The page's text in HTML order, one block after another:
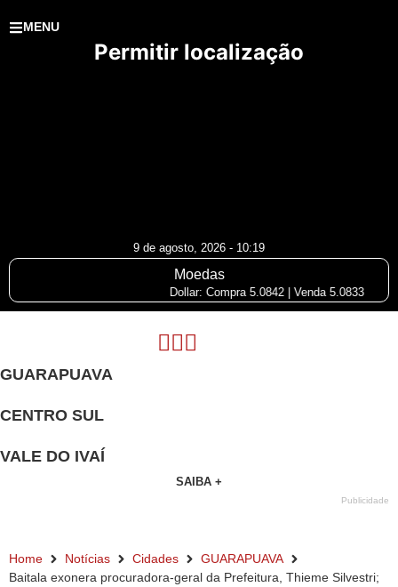
MENU
Permitir localização
9 de agosto, 2026 - 10:19
Moedas
Dollar: Compra 5.0842 | Venda 5.0833
GUARAPUAVA
CENTRO SUL
VALE DO IVAÍ
SAIBA +
Publicidade
Home Notícias Cidades
GUARAPUAVA
Baitala exonera procuradora-geral da Prefeitura, Thieme Silvestri;